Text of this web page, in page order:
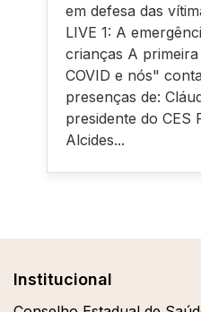
em defesa das
LIVE 1: A
crianças A
COVID e nós"
presenças de:
presidente do CES
Alcides...
Institucional